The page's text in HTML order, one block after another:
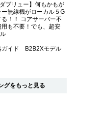
ブリュー】何もかもが
無線機がローカル５G
！！ コアサーバー不
も不要！でも、超安
ガイド B2B2Xモデル
グをもっと見る